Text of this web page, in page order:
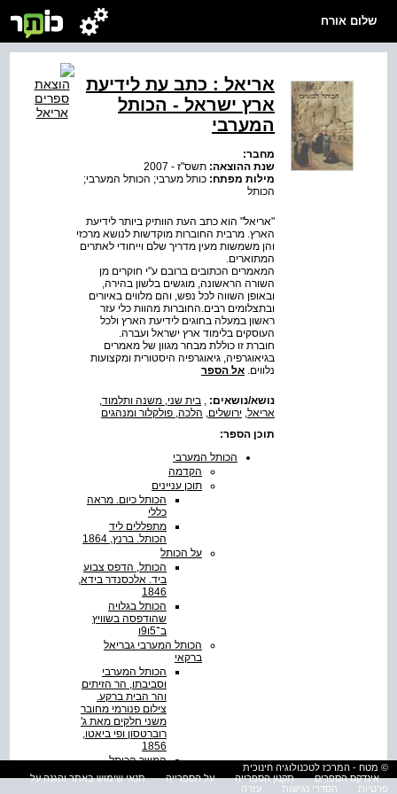
שלום אורח
אריאל : כתב עת לידיעת
ארץ ישראל - הכותל
המערבי
מחבר:
שנת ההוצאה: תשס"ז - 2007
מילות מפתח: כותל מערבי; הכותל המערבי;
הכותל
"אריאל" הוא כתב העת הוותיק ביותר לידיעת
הארץ. מרבית החוברות מוקדשות לנושא מרכזי
והן משמשות מעין מדריך שלם וייחודי לאתרים
המתוארים.
המאמרים הכתובים ברובם ע"י חוקרים מן
השורה הראשונה, מוגשים בלשון בהירה,
ובאופן השווה לכל נפש, והם מלווים באיורים
ובתצלומים רבים.החוברות מהוות כלי עזר
ראשון במעלה בחוגים לידיעת הארץ ולכל
העוסקים בלימוד ארץ ישראל ועברה.
חוברת זו כוללת מבחר מגוון של מאמרים
בגיאוגרפיה, גיאוגרפיה היסטורית ומקצועות
נלווים. אל הספר
נושא/נושאים: בית שני, משנה ותלמוד
אריאל ירושלים הלכה, פולקלור ומנהגים
תוכן הספר:
הכותל המערבי
הקדמה
תוכן עניינים
הכותל כיום. מראה
כללי
מתפללים ליד
הכותל. ברנץ, 1864
על הכותל
הכותל, הדפס צבוע
ביד. אלכסנדר בידא,
1846
הכותל בגלויה
שהודפסה בשוויץ
ב־5ו9ו
הכותל המערבי גבריאל
ברקאי
הכותל המערבי
וסביבתו, הר הזיתים
והר הבית ברקע.
צילום פנורמי מחובר
משני חלקים מאת ג'
רוברטסון ופי ביאטו,
1856
המשך הכותל
התפילה של הנשים,
© מטח - המרכז לטכנולוגיה חינוכית
אינדקס הספרים
תקנון הספרייה על הספרייה
תנאי שימוש באתר והגנה על
פרטיות
הסדרי נגישות עזרה